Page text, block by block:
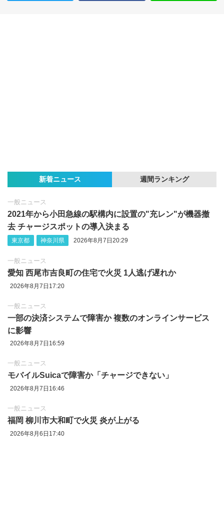
新着ニュース 週間ランキング
一般ニュース
2021年から小田急線の駅構内に設置の"充レン"が機器撤
去 チャージスポットの導入決まる
東京都 神奈川県 2026年8月7日20:29
一般ニュース
愛知 西尾市吉良町の住宅で火災 1人逃げ遅れか
2026年8月7日17:20
一般ニュース
一部の決済システムで障害か 複数のオンラインサービス
に影響
2026年8月7日16:59
一般ニュース
モバイルSuicaで障害か「チャージできない」
2026年8月7日16:46
一般ニュース
福岡 柳川市大和町で火災 炎が上がる
2026年8月6日17:40